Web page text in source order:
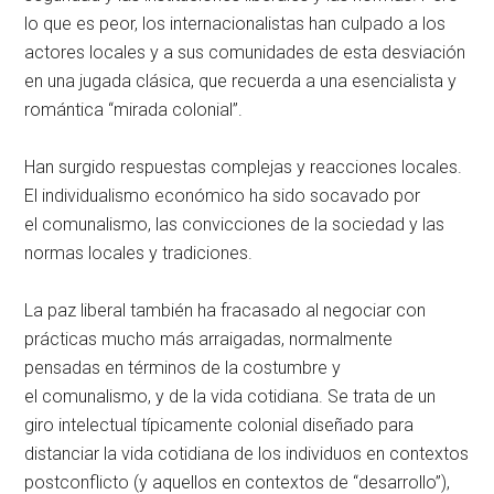
lo que es peor, los internacionalistas han culpado a los
actores locales y a sus comunidades de esta desviación
en una jugada clásica, que recuerda a una esencialista y
romántica “mirada colonial”.
Han surgido respuestas complejas y reacciones locales.
El individualismo económico ha sido socavado por
el comunalismo, las convicciones de la sociedad y las
normas locales y tradiciones.
La paz liberal también ha fracasado al negociar con
prácticas mucho más arraigadas, normalmente
pensadas en términos de la costumbre y
el comunalismo, y de la vida cotidiana. Se trata de un
giro intelectual típicamente colonial diseñado para
distanciar la vida cotidiana de los individuos en contextos
postconflicto (y aquellos en contextos de “desarrollo”),